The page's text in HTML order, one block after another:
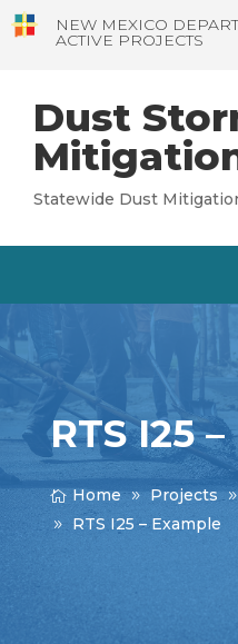
NEW MEXICO
ACTIVE PROJECTS
Dust
Statewide Dust
RTS I25
Home Projects
RTS I25 – Example